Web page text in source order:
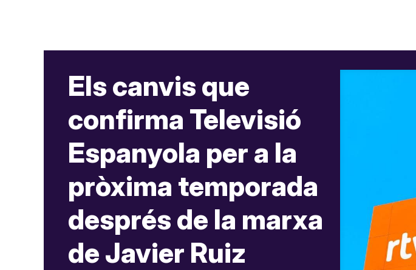
Els canvis que
confirma Televisió
Espanyola per a la
pròxima temporada
després de la marxa
de Javier Ruiz